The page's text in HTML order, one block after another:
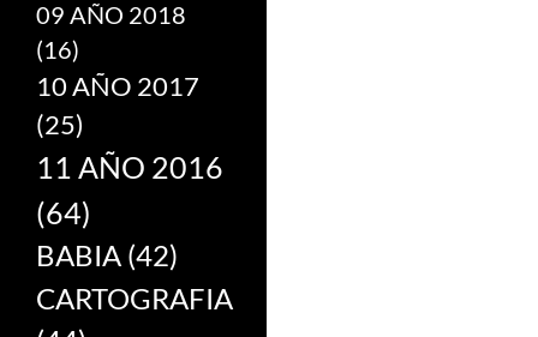
09 AÑO 2018
(16)
10 AÑO 2017
(25)
11 AÑO 2016
(64)
BABIA (42)
CARTOGRAFIA